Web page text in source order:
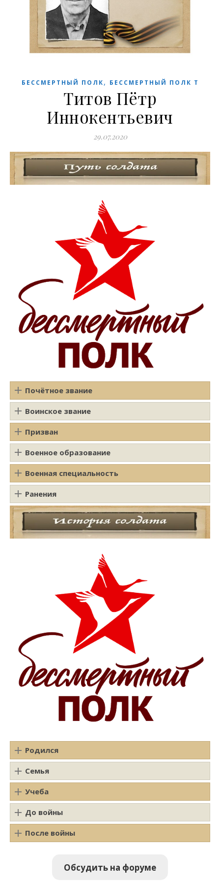
БЕССМЕРТНЫЙ ПОЛК, БЕССМЕРТНЫЙ ПОЛК Т
Титов Пётр
Иннокентьевич
29.07.2020
Почётное звание
Воинское звание
Призван
Военное образование
Военная специальность
Ранения
Родился
Семья
Учеба
До войны
После войны
Обсудить на форуме